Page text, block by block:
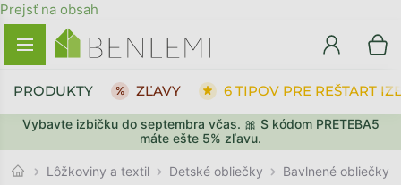
Prejsť na obsah
Vybavte izbičku do septembra včas. 🎀 S kódom PRETEBA5
máte ešte 5% zľavu.
PRODUKTY ZĽAVY 6 TIPOV PRE REŠTART
Lôžkoviny a textil Detské obliečky Bavlnené obliečky
SPÄŤ DO OBCHODU PREJSŤ DO KOŠÍKA
SPÄŤ DO OBCHODU PREJSŤ DO KOŠÍKA